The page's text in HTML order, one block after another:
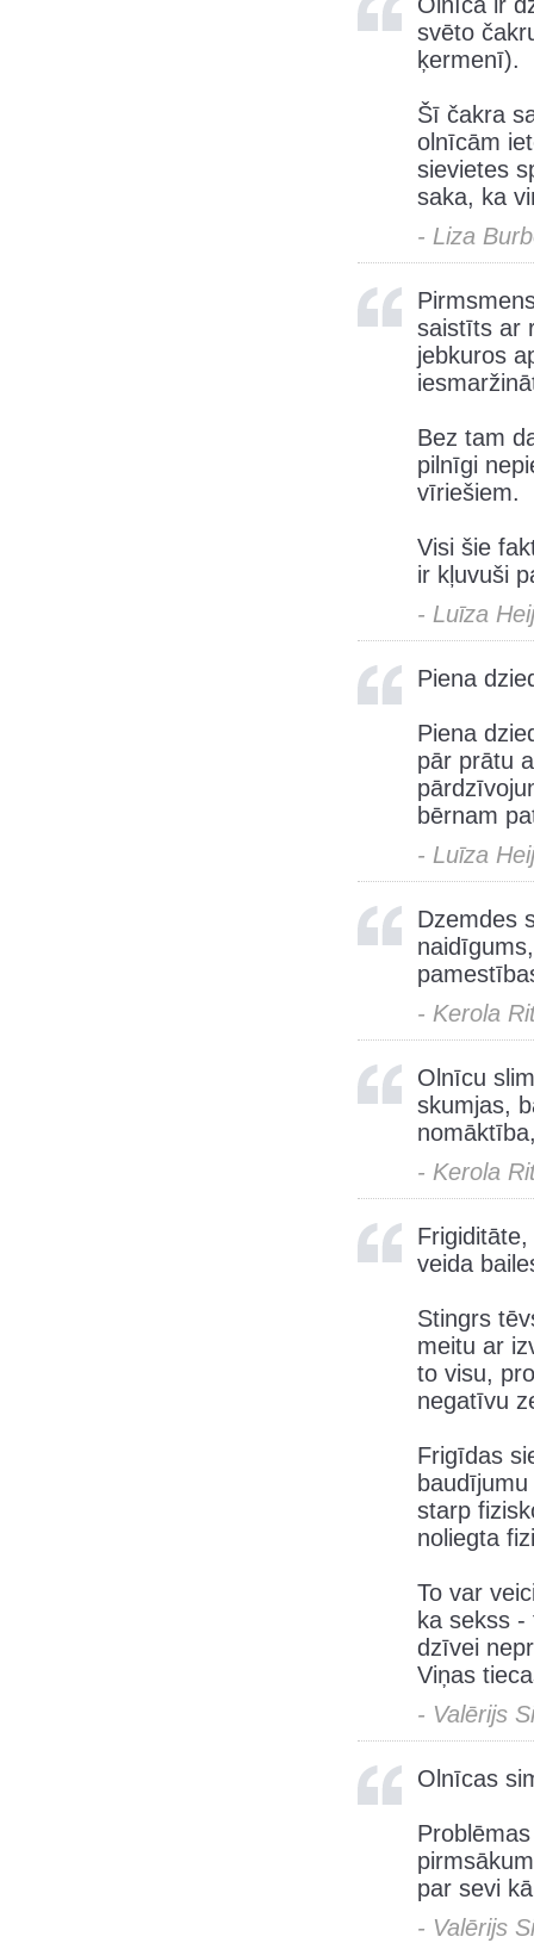
svēto
ķermenī).
Šī čakra
olnīcām
sievietes
saka, ka
- Liza
saistīts ar
jebkuros
Bez tam
pilnīgi
vīriešiem.
Visi šie
ir kļuvuši
- Luīza
Piena
Piena
pār prātu
bērnam
- Luīza
Dzemdes
- Kerola
Olnīcu
skumjas,
- Kerola
veida
Stingrs
meitu ar
to visu,
negatīvu
Frigīdas
starp
noliegta
To var
ka sekss
dzīvei
Viņas
- Valērijs
Olnīcas
par sevi
- Valērijs